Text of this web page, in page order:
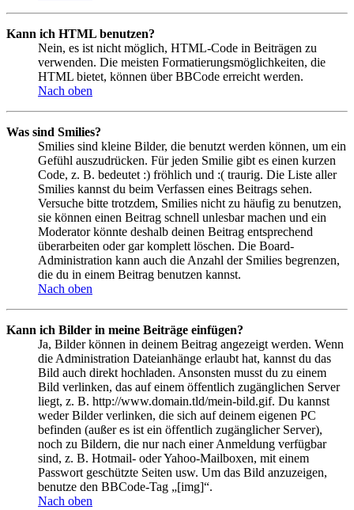
Kann ich HTML benutzen?
Nein, es ist nicht möglich, HTML-Code in Beiträgen zu
verwenden. Die meisten Formatierungsmöglichkeiten, die
HTML bietet, können über BBCode erreicht werden.
Nach oben
Was sind Smilies?
Smilies sind kleine Bilder, die benutzt werden können, um ein
Gefühl auszudrücken. Für jeden Smilie gibt es einen kurzen
Code, z. B. bedeutet :) fröhlich und :( traurig. Die Liste aller
Smilies kannst du beim Verfassen eines Beitrags sehen.
Versuche bitte trotzdem, Smilies nicht zu häufig zu benutzen,
sie können einen Beitrag schnell unlesbar machen und ein
Moderator könnte deshalb deinen Beitrag entsprechend
überarbeiten oder gar komplett löschen. Die Board-
Administration kann auch die Anzahl der Smilies begrenzen,
die du in einem Beitrag benutzen kannst.
Nach oben
Kann ich Bilder in meine Beiträge einfügen?
Ja, Bilder können in deinem Beitrag angezeigt werden. Wenn
die Administration Dateianhänge erlaubt hat, kannst du das
Bild auch direkt hochladen. Ansonsten musst du zu einem
Bild verlinken, das auf einem öffentlich zugänglichen Server
liegt, z. B. http://www.domain.tld/mein-bild.gif. Du kannst
weder Bilder verlinken, die sich auf deinem eigenen PC
befinden (außer es ist ein öffentlich zugänglicher Server),
noch zu Bildern, die nur nach einer Anmeldung verfügbar
sind, z. B. Hotmail- oder Yahoo-Mailboxen, mit einem
Passwort geschützte Seiten usw. Um das Bild anzuzeigen,
benutze den BBCode-Tag „[img]“.
Nach oben